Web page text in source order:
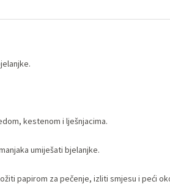
kestenom i lješnjacima.
umiješati bjelanjke.
papirom za pečenje, izliti smjesu i peći